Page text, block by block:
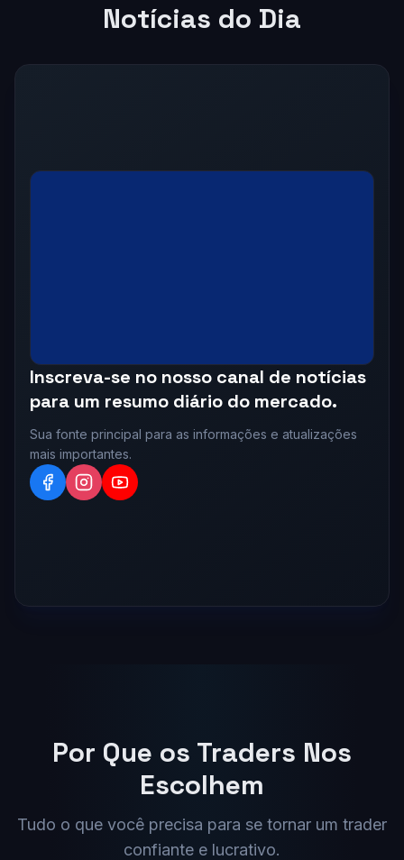
Notícias do Dia
Por Que os Traders Nos
Escolhem
Tudo o que você precisa para se tornar um trader
confiante e lucrativo.